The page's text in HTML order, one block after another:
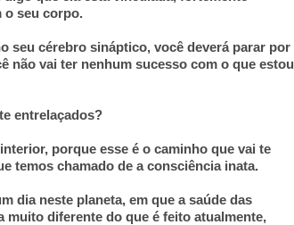
o seu corpo.
seu cérebro sináptico, você deverá parar por
não vai ter nenhum sucesso com o que estou
entrelaçados?
porque esse é o caminho que vai te
temos chamado de a consciência inata.
dia neste planeta, em que a saúde das
muito diferente do que é feito atualmente,